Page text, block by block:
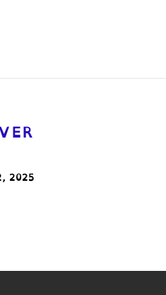
2025